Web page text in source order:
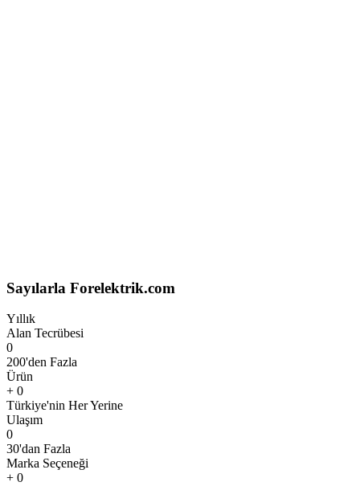
Sayılarla Forelektrik.com
Yıllık
Alan Tecrübesi
0
200'den Fazla
Ürün
+ 0
Türkiye'nin Her Yerine
Ulaşım
0
30'dan Fazla
Marka Seçeneği
+ 0